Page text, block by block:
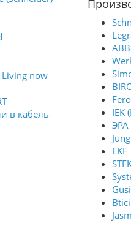
- Цвет: шампань - Легкость
и замены модулей
- Эстетичный внешний
вашему пространству
- Простота монтажа
быстро и удобно установить
без лишних усилий. - Подходит
электрических модулей,
универсальность
Выберите рамку Werkel
для создания стильного и
пространства.
now
в кабель-
ABB
IEK
ЭРА
Jung
EKF
Gusi